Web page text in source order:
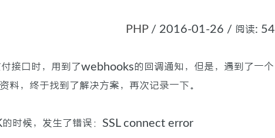
PHP/ 2016-01-26 / 阅读: 54
接口时，用到了webhooks的回调通知，但是，遇到了一个
料，终于找到了解决方案，再次记录一下。
的时候，发生了错误：SSL connect error